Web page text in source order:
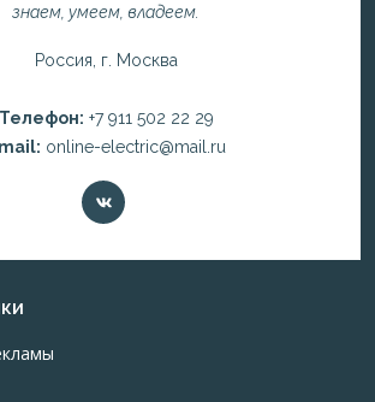
знаем, умеем, владеем.
Россия, г. Москва
Телефон: +7 911 502 22 29
online-electric@mail.ru